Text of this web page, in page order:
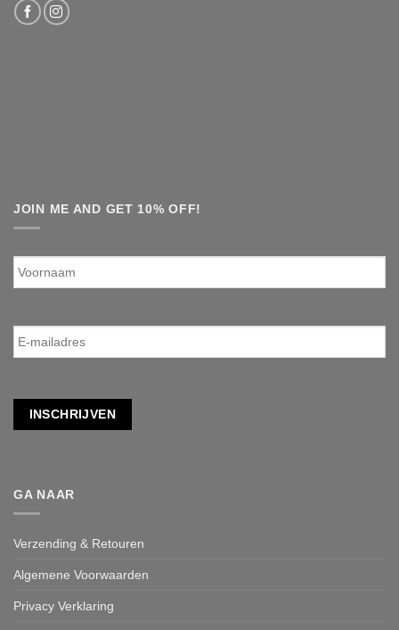
JOIN ME AND GET 10% OFF!
Voornaam
E-
mailadres *
INSCHRIJVEN
GA NAAR
Verzending & Retouren
Algemene Voorwaarden
Privacy Verklaring